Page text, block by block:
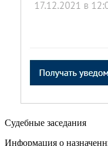
Судебные заседания
Информация о